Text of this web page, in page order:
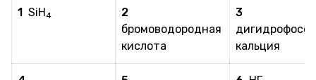
1 SiH4
2
бромоводородная
кислота
3
кальция